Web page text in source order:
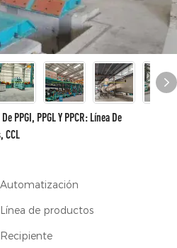
PPGI, PPGL Y PPCR: Línea De
CCL
Automatización
Línea de productos
Recipiente